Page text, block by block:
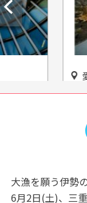
が観ら
「
大漁を願う伊勢
6月2日(土)、三